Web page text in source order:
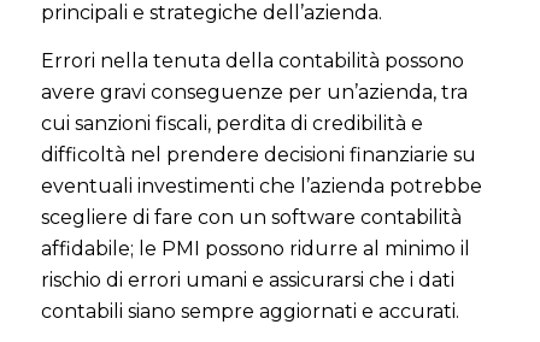
principali e strategiche dell’azienda.
Errori nella tenuta della contabilità possono
avere gravi conseguenze per un’azienda, tra
cui sanzioni fiscali, perdita di credibilità e
difficoltà nel prendere decisioni finanziarie su
eventuali investimenti che l’azienda potrebbe
scegliere di fare con un software contabilità
affidabile; le PMI possono ridurre al minimo il
rischio di errori umani e assicurarsi che i dati
contabili siano sempre aggiornati e accurati.